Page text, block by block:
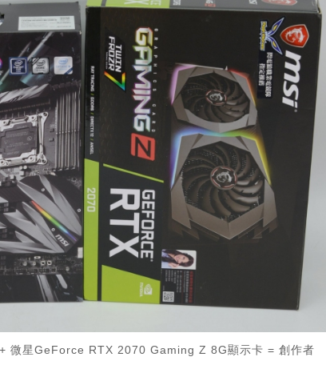
微星GeForce RTX 2070 Gaming Z 8G顯示卡 = 創作者